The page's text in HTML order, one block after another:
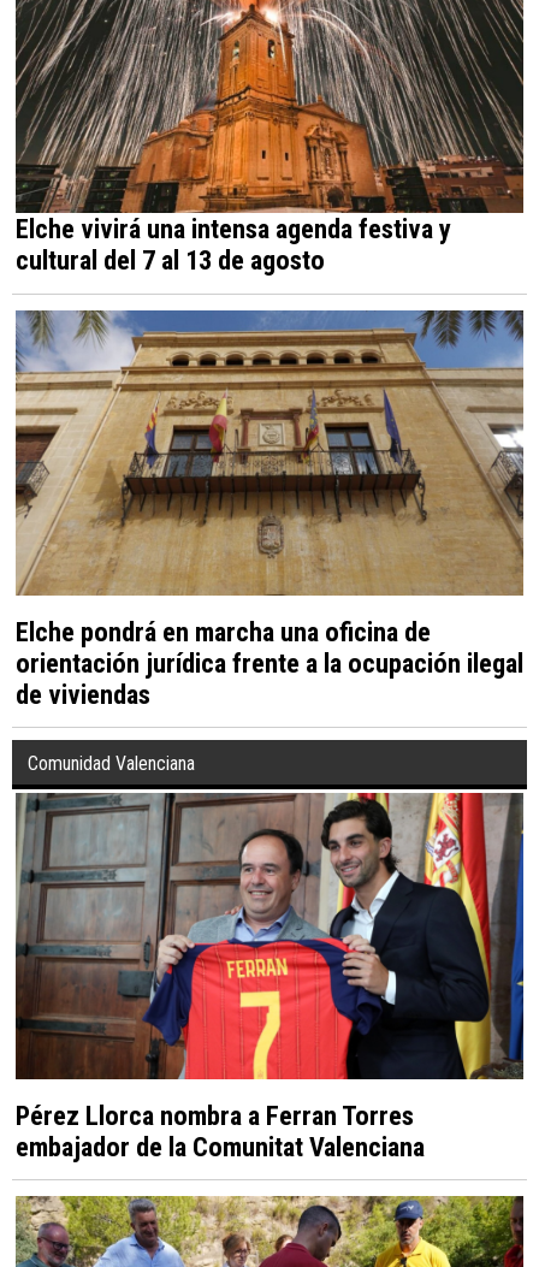
Elche vivirá una intensa agenda festiva y
cultural del 7 al 13 de agosto
Elche pondrá en marcha una oficina de
orientación jurídica frente a la ocupación ilegal
de viviendas
Comunidad Valenciana
Pérez Llorca nombra a Ferran Torres
embajador de la Comunitat Valenciana